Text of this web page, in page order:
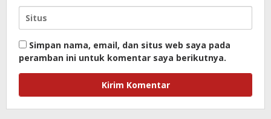
Simpan nama, email, dan situs web saya pada
peramban ini untuk komentar saya berikutnya.